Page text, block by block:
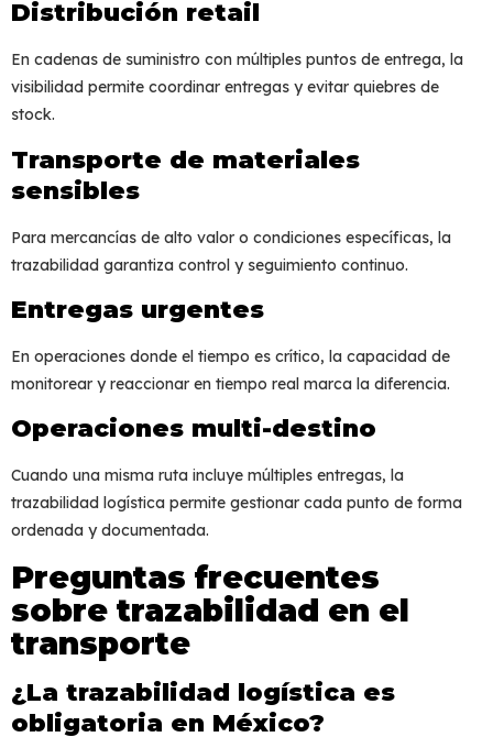
Distribución retail
En cadenas de suministro con múltiples puntos de entrega, la
visibilidad permite coordinar entregas y evitar quiebres de
stock.
Transporte de materiales
sensibles
Para mercancías de alto valor o condiciones específicas, la
trazabilidad garantiza control y seguimiento continuo.
Entregas urgentes
En operaciones donde el tiempo es crítico, la capacidad de
monitorear y reaccionar en tiempo real marca la diferencia.
Operaciones multi-destino
Cuando una misma ruta incluye múltiples entregas, la
trazabilidad logística permite gestionar cada punto de forma
ordenada y documentada.
Preguntas frecuentes
sobre trazabilidad en el
transporte
¿La trazabilidad logística es
obligatoria en México?